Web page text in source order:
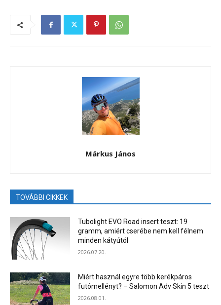
Márkus János
TOVÁBBI CIKKEK
Tubolight EVO Road insert teszt: 19
gramm, amiért cserébe nem kell félnem
minden kátyútól
2026.07.20.
Miért használ egyre több kerékpáros
futómellényt? – Salomon Adv Skin 5 teszt
2026.08.01.